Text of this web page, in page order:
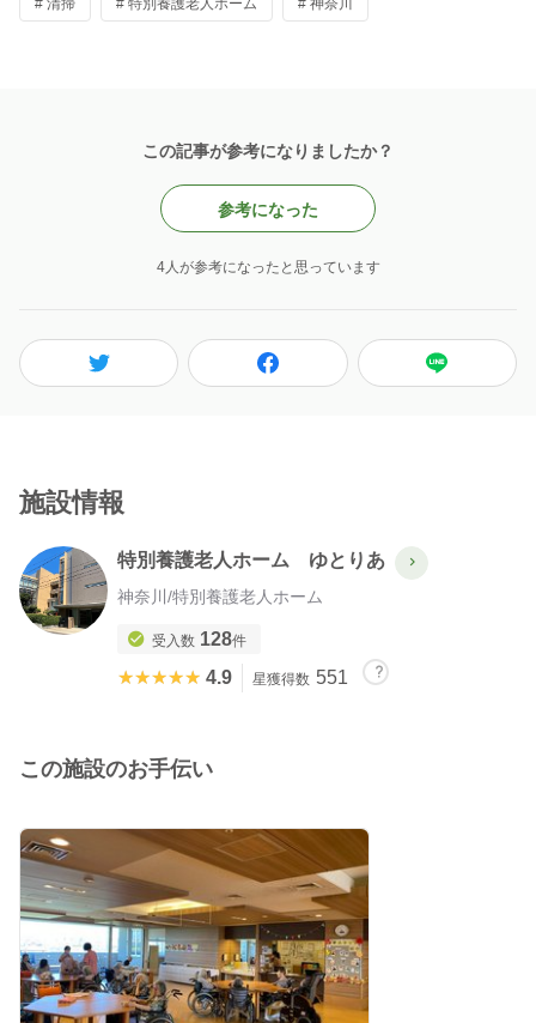
# 清掃 # 特別養護老人ホーム # 神奈川
この記事が参考になりましたか？
参考になった
4人が参考になったと思っています
施設情報
特別養護老人ホーム ゆとりあ
神奈川 /特別養護老人ホーム
受入数 128件
★★★★★
★★★★★ 4.9 星獲得数 551
この施設のお手伝い